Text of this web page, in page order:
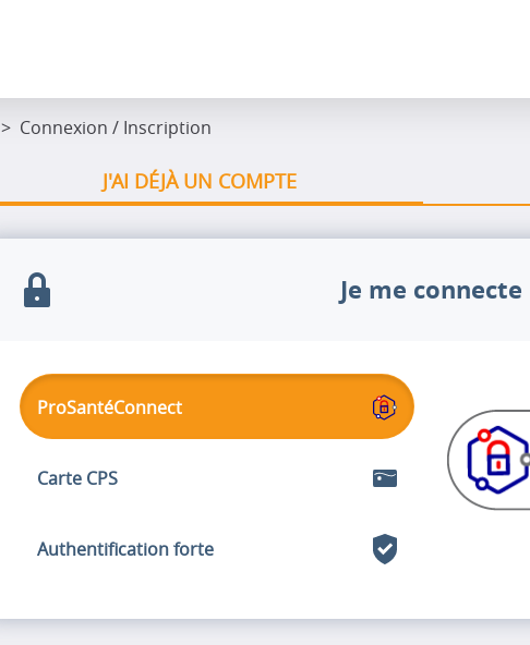
> Connexion / Inscription
J'AI DÉJÀ UN COMPTE
Je me connecte
ProSantéConnect
Carte CPS
Authentification forte